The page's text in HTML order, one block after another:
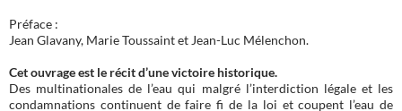
Préface :
Jean Glavany, Marie Toussaint et Jean-Luc Mélenchon.
Cet ouvrage est le récit d’une victoire historique.
Des multinationales de l’eau qui malgré l’interdiction légale et les
condamnations continuent de faire fi de la loi et coupent l’eau de